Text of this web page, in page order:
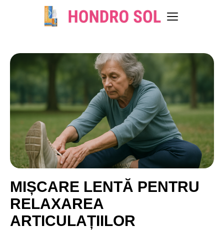
MIȘCARE LENTĂ PENTRU
RELAXAREA
ARTICULAȚIILOR